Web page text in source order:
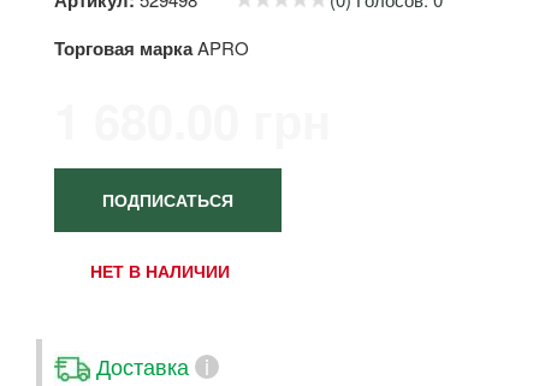
Торговая маркаAPRO
ПОДПИСАТЬСЯ
НЕТ В НАЛИЧИИ
Доставка i